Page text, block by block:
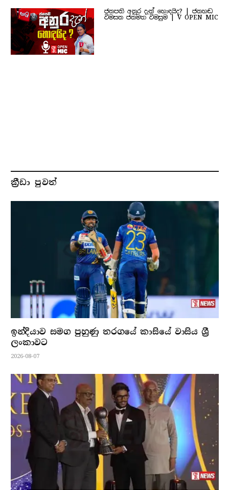
ජනපති අනුර දැන් හොඳයිද? | ජනහඬ
විමසන ජනමත විමසුම | V OPEN MIC
ක්‍රීඩා පුවත්
ඉන්දියාව සමග පුහුණු තරගයේ කාසියේ වාසිය ශ්‍රී
ලංකාවට
2026-08-07